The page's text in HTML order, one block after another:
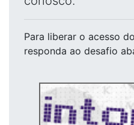
Para liberar o acesso
responda ao desafio